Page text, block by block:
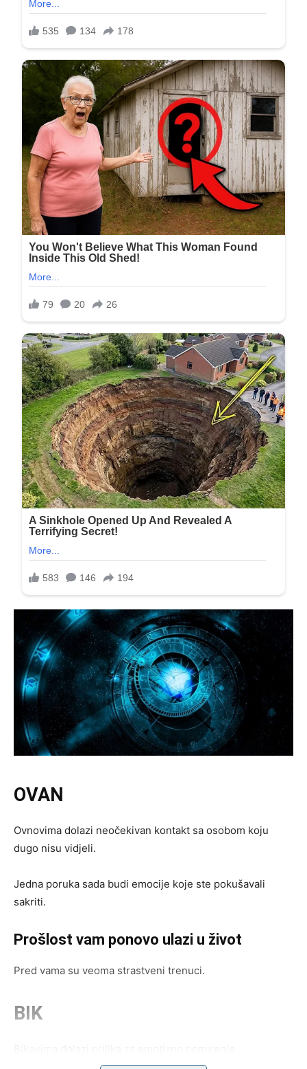
OVAN
Ovnovima dolazi neočekivan kontakt sa osobom koju
dugo nisu vidjeli.
Jedna poruka sada budi emocije koje ste pokušavali
sakriti.
Prošlost vam ponovo ulazi u život
Pred vama su veoma strastveni trenuci.
BIK